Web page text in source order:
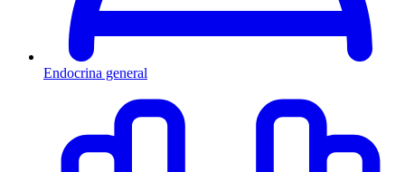
Endocrina general